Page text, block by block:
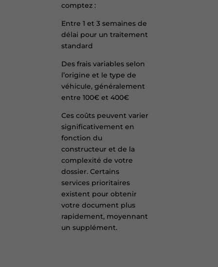
comptez :
Entre 1 et 3 semaines de
délai pour un traitement
standard
Des frais variables selon
l’origine et le type de
véhicule, généralement
entre 100€ et 400€
Ces coûts peuvent varier
significativement en
fonction du
constructeur et de la
complexité de votre
dossier. Certains
services prioritaires
existent pour obtenir
votre document plus
rapidement, moyennant
un supplément.